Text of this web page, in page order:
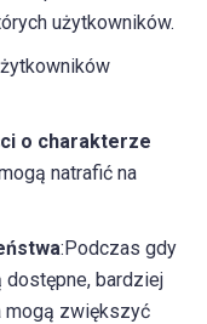
użytkowników.
o charakterze
natrafić na
:Podczas gdy
bardziej
mogą zwiększyć